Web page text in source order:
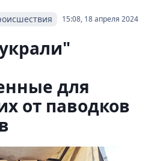
15:08, 18 апреля 2024
для
от паводков